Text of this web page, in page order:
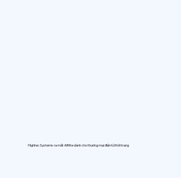
Hightec Systems ra mắt AIfitte dành cho thương mại điện tử thời trang